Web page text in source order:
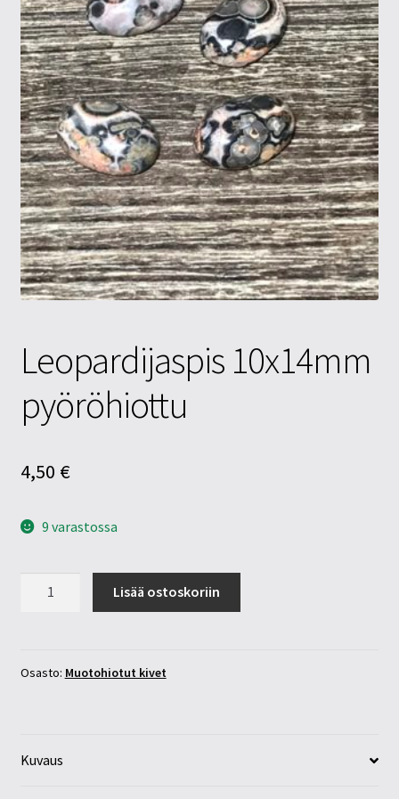
Tietosuojaseloste
Tuotteet
Yritysinfo
Leopardijaspis 10x14mm
pyöröhiottu
4,50 €
9 varastossa
Lisää ostoskoriin
Osasto: Muotohiotut kivet
Kuvaus